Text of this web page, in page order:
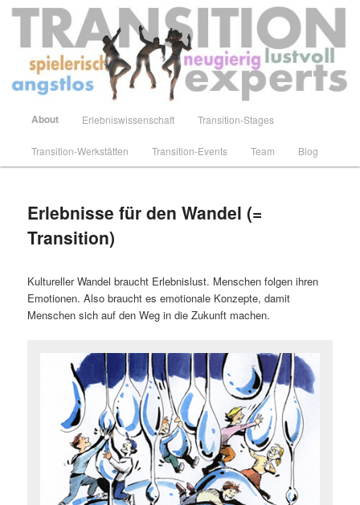
Zum
springenTransition-Experts
HauptmenüAbout Erlebniswissenschaft Transition-Stages
Transition-Werkstätten Transition-Events Team Blog
Erlebnisse für den Wandel (=
Transition)
Kultureller Wandel braucht Erlebnislust. Menschen folgen ihren
Emotionen. Also braucht es emotionale Konzepte, damit
Menschen sich auf den Weg in die Zukunft machen.